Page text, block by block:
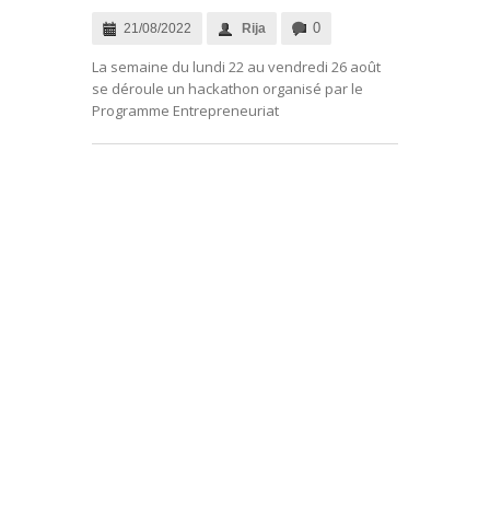
21/08/2022 Rija 0
La semaine du lundi 22 au vendredi 26 août
se déroule un hackathon organisé par le
Programme Entrepreneuriat